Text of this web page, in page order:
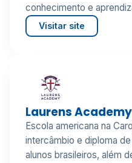
conhecimento e
Visitar site
Laurens Academy
Escola americana na
intercâmbio e diploma
alunos brasileiros, além